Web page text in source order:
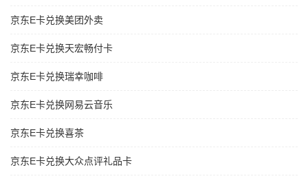
京东E卡兑换美团外卖
京东E卡兑换天宏畅付卡
京东E卡兑换瑞幸咖啡
京东E卡兑换网易云音乐
京东E卡兑换喜茶
京东E卡兑换大众点评礼品卡